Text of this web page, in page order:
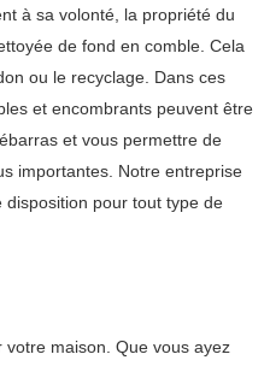
à sa volonté, la propriété du
de fond en comble. Cela
ou le recyclage. Dans ces
et encombrants peuvent être
et vous permettre de
importantes. Notre entreprise
pour tout type de
maison. Que vous ayez